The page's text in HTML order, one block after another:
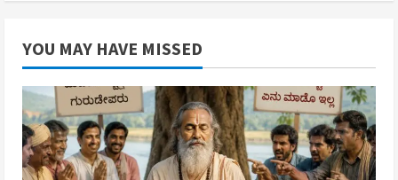
YOU MAY HAVE MISSED